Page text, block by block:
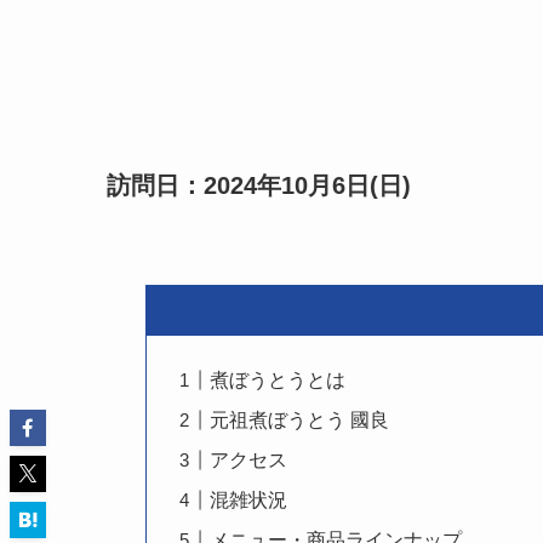
訪問日：2024年10月6日(日)
煮ぼうとうとは
元祖煮ぼうとう 國良
アクセス
混雑状況